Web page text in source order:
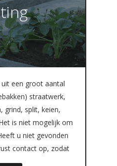
een groot aantal
straatwerk,
grind, split, keien,
is niet mogelijk om
u niet gevonden
contact op, zodat